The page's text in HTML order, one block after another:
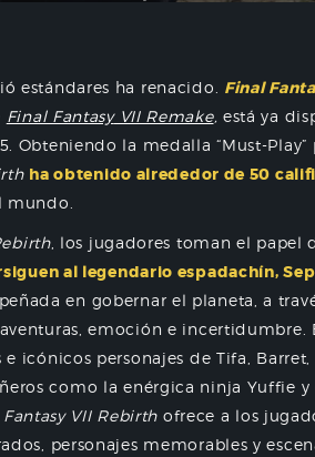
estándares ha renacido. Final
Final FantasyVII Remake, está ya
Obteniendo la medalla “Must-
ha obtenido alrededor de 50
mundo.
, los jugadores toman el papel
al legendario espadachín,
en gobernar el planeta, a
emoción e incertidumbre.
icónicos personajes de Tifa, Barret,
como la enérgica ninja Yuffie
VII Rebirth ofrece a los
personajes memorables y